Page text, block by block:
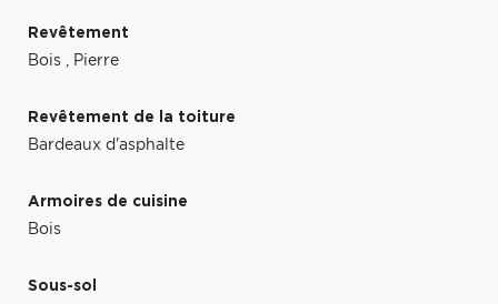
Revêtement
Bois , Pierre
Revêtement de la toiture
Bardeaux d'asphalte
Armoires de cuisine
Bois
Sous-sol